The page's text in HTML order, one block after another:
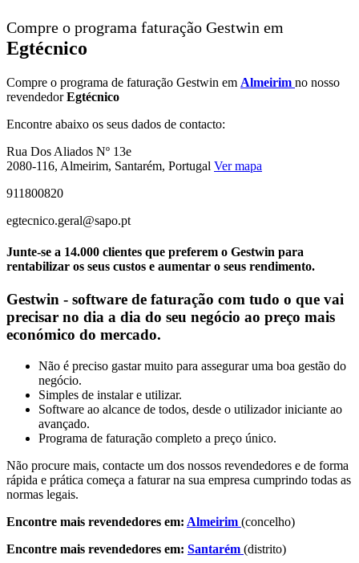
Compre o programa faturação Gestwin em
Egtécnico
Compre o programa de faturação Gestwin em Almeirim no nosso
revendedorEgtécnico
Encontre abaixo os seus dados de contacto:
Rua Dos Aliados Nº 13e
2080-116, Almeirim, Santarém, Portugal Ver mapa
911800820
egtecnico.geral@sapo.pt
Junte-se a 14.000 clientes que preferem o Gestwin para
rentabilizar os seus custos e aumentar o seus rendimento.
Gestwin - software de faturação com tudo o que vai
precisar no dia a dia do seu negócio ao preço mais
económico do mercado.
Não é preciso gastar muito para assegurar uma boa gestão do
negócio.
Simples de instalar e utilizar.
Software ao alcance de todos, desde o utilizador iniciante ao
avançado.
Programa de faturação completo a preço único.
Não procure mais, contacte um dos nossos revendedores e de forma
rápida e prática começa a faturar na sua empresa cumprindo todas as
normas legais.
Encontre mais revendedores em: Almeirim (concelho)
Encontre mais revendedores em: Santarém (distrito)